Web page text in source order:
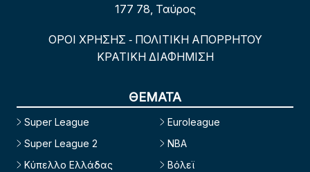
177 78, Ταύρος
ΟΡΟΙ ΧΡΗΣΗΣ - ΠΟΛΙΤΙΚΗ ΑΠΟΡΡΗΤΟΥ
ΚΡΑΤΙΚΗ ΔΙΑΦΗΜΙΣΗ
ΘΕΜΑΤΑ
Super League
Super League 2
Κύπελλο Ελλάδας
Euroleague
NBA
Βόλεϊ